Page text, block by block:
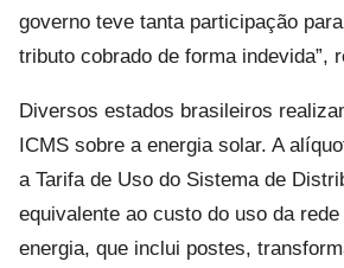
governo teve tanta participação
tributo cobrado de forma indevida”,
Diversos estados brasileiros
ICMS sobre a energia solar. A
a Tarifa de Uso do Sistema de
equivalente ao custo do uso da
energia, que inclui postes,